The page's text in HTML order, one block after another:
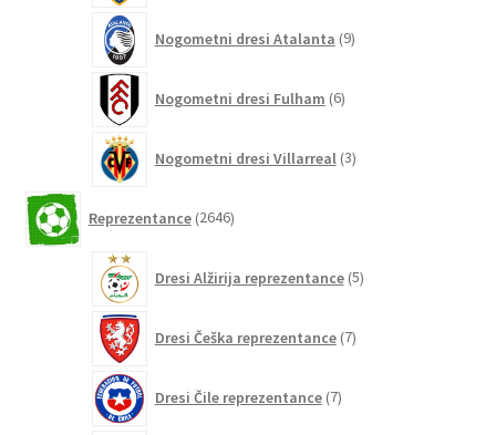
Nogometni dresi Atalanta 9izdelkov
Nogometni dresi Fulham 6izdelkov
Nogometni dresi Villarreal 3izdelki
Reprezentance 2646izdelkov
Dresi Alžirija reprezentance 5izdelkov
Dresi Češka reprezentance 7izdelkov
Dresi Čile reprezentance 7izdelkov